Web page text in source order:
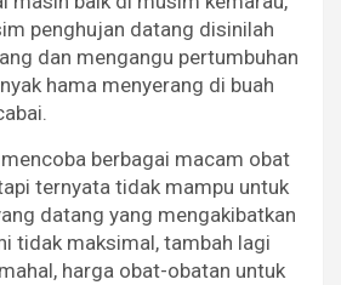
penghujan datang disinilah
dan mengangu pertumbuhan
hama menyerang di buah
berbagai macam obat
ternyata tidak mampu untuk
datang yang mengakibatkan
tidak maksimal, tambah lagi
harga obat-obatan untuk